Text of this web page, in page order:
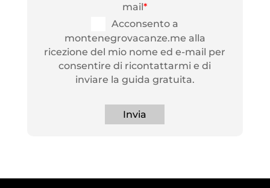
mail*
Acconsento a
montenegrovacanze.me alla
ricezione del mio nome ed e-mail per
consentire di ricontattarmi e di
inviare la guida gratuita.
Invia